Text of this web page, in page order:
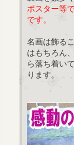
ポスター等
です。
名画は飾る
はもちろん
ら落ち着い
ります。